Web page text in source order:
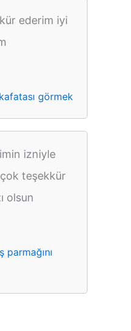
ederim iyi
görmek
izniyle
teşekkür
olsun
parmağını